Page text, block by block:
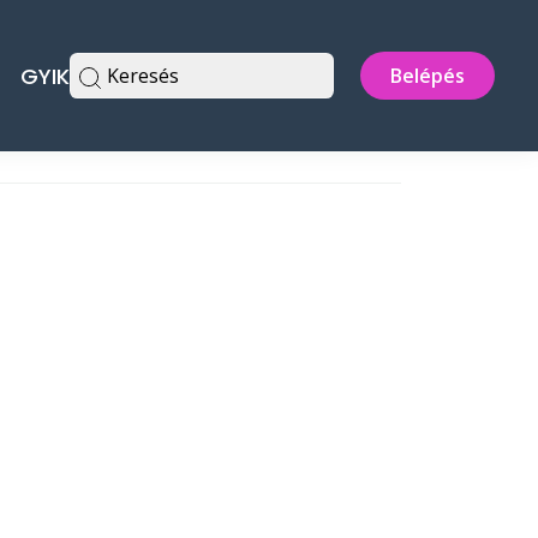
GYIK Keresés Belépés